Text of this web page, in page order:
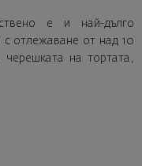
е и най-дълго
с отлежаване от над 10
на тортата,